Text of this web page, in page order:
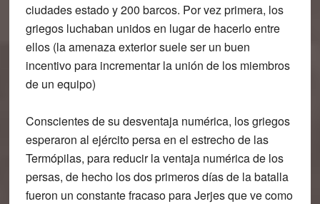
ciudades estado y 200 barcos. Por vez primera, los
griegos luchaban unidos en lugar de hacerlo entre
ellos (la amenaza exterior suele ser un buen
incentivo para incrementar la unión de los miembros
de un equipo)
Conscientes de su desventaja numérica, los griegos
esperaron al ejército persa en el estrecho de las
Termópilas, para reducir la ventaja numérica de los
persas, de hecho los dos primeros días de la batalla
fueron un constante fracaso para Jerjes que ve como